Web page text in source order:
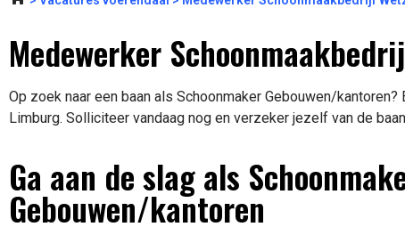
Medewerker
Op zoek naar een baan als Schoonmaker Gebouwen/
Limburg. Solliciteer vandaag nog en verzeker jezelf van de
Ga aan de slag als
Gebouwen/kantoren